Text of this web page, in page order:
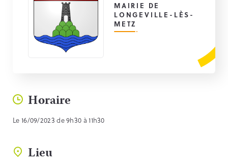
MAIRIE DE
LONGEVILLE-LÈS-
METZ
Horaire
Le 16/09/2023 de 9h30 à 11h30
Lieu